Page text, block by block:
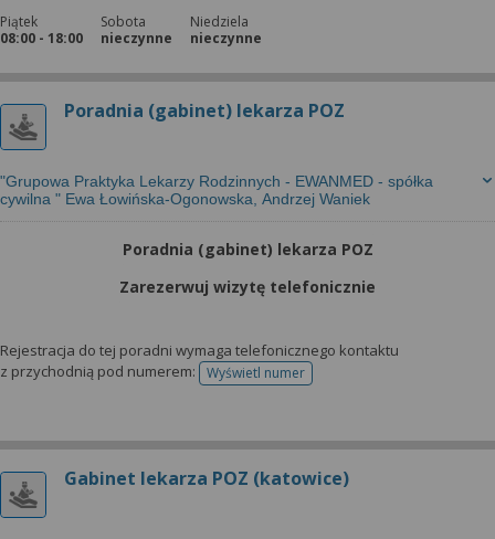
Piątek
08:00 - 18:00
Sobota
nieczynne
Niedziela
nieczynne
Poradnia (gabinet) lekarza POZ
"Grupowa Praktyka Lekarzy Rodzinnych - EWANMED - spółka
cywilna " Ewa Łowińska-Ogonowska, Andrzej Waniek
Poradnia (gabinet) lekarza POZ
Zarezerwuj wizytę telefonicznie
Rejestracja do tej poradni wymaga telefonicznego kontaktu
z przychodnią pod numerem:
Wyświetl numertelefonu do rejestracji
Gabinet lekarza POZ (katowice)